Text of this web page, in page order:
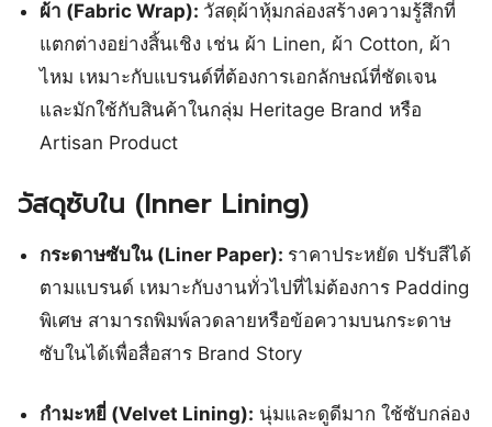
ผ้า (Fabric Wrap): วัสดุผ้าหุ้มกล่องสร้างความรู้สึกที่
แตกต่างอย่างสิ้นเชิง เช่น ผ้า Linen, ผ้า Cotton, ผ้า
ไหม เหมาะกับแบรนด์ที่ต้องการเอกลักษณ์ที่ชัดเจน
และมักใช้กับสินค้าในกลุ่ม Heritage Brand หรือ
Artisan Product
วัสดุซับใน (Inner Lining)
กระดาษซับใน (Liner Paper): ราคาประหยัด ปรับสีได้
ตามแบรนด์ เหมาะกับงานทั่วไปที่ไม่ต้องการ Padding
พิเศษ สามารถพิมพ์ลวดลายหรือข้อความบนกระดาษ
ซับในได้เพื่อสื่อสาร Brand Story
กำมะหยี่ (Velvet Lining): นุ่มและดูดีมาก ใช้ซับกล่อง